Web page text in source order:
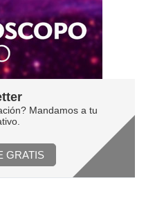
Mandamos a tu
GRATIS